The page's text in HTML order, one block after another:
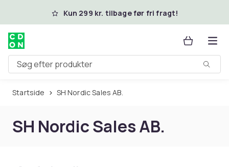
Spring til hovedindhold
Kun 299 kr. tilbage før fri fragt!
Søg efter produkter
Startside SH Nordic Sales AB.
SH Nordic Sales AB.